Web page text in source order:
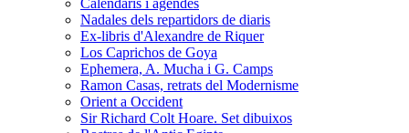
Calendaris i agendes
Nadales dels repartidors de diaris
Ex-libris d'Alexandre de Riquer
Los Caprichos de Goya
Ephemera, A. Mucha i G. Camps
Ramon Casas, retrats del Modernisme
Orient a Occident
Sir Richard Colt Hoare. Set dibuixos